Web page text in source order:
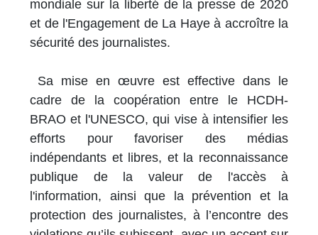
mondiale sur la liberté de la presse de 2020
et de l'Engagement de La Haye à accroître la
sécurité des journalistes.
Sa mise en œuvre est effective dans le
cadre de la coopération entre le HCDH-
BRAO et l'UNESCO, qui vise à intensifier les
efforts pour favoriser des médias
indépendants et libres, et la reconnaissance
publique de la valeur de l'accès à
l'information, ainsi que la prévention et la
protection des journalistes, à l’encontre des